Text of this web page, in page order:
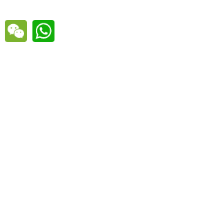
TwitterWeChat